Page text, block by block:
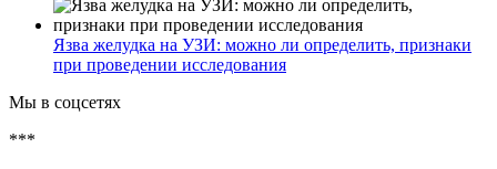
Язва желудка на УЗИ: можно ли определить, признаки
при проведении исследования
Мы в соцсетях
***